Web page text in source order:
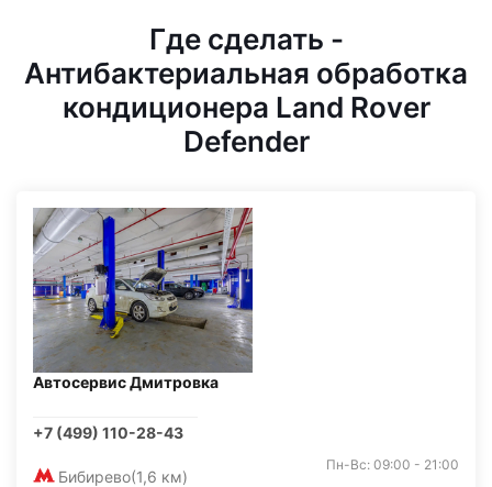
Где сделать -
Антибактериальная обработка
кондиционера Land Rover
Defender
Автосервис Дмитровка
+7 (499) 110-28-43
Бибирево(1,6 км)
Пн-Вс: 09:00 - 21:00